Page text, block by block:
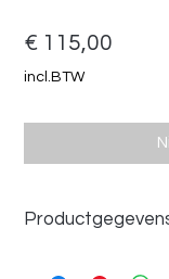
€ 115,00
incl.BTW